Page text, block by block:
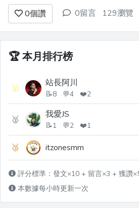
最近 Amper 發布了[《*Kotlin
0.11: The Next Step for A...
0個讚 0留言 129瀏覽
🏆本月排行榜
🥇 站長阿川
📝8 💬4 ❤️2
🥈 我愛JS
📝1 💬2 ❤️1
🥉 itzonesmm
評分標準：發文×10 + 留言×3 + 獲讚
本數據每小時更新一次